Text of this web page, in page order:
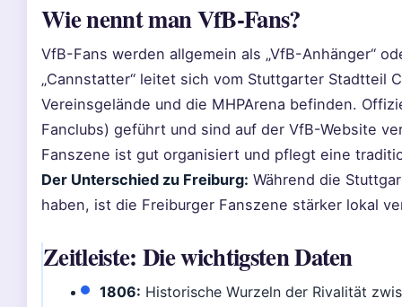
Wie nennt man VfB-Fans?
VfB-Fans werden allgemein als „VfB-Anhänger“
„Cannstatter“ leitet sich vom Stuttgarter Stadtteil
Vereinsgelände und die MHPArena befinden.
Fanclubs) geführt und sind auf der VfB-Website
Fanszene ist gut organisiert und pflegt eine
Der Unterschied zu Freiburg: Während die
haben, ist die Freiburger Fanszene stärker lokal
Zeitleiste: Die wichtigsten Daten
1806: Historische Wurzeln der Rivalität